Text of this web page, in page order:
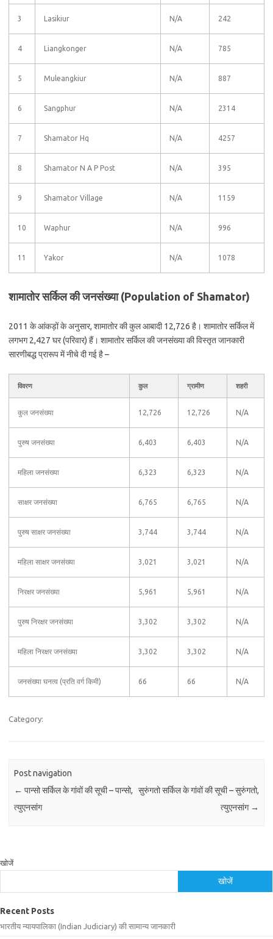
3 Lasikiur N/A 242
4 Liangkonger N/A 785
5 Muleangkiur N/A 887
6 Sangphur N/A 2314
7 Shamator Hq N/A 4257
8 Shamator N A P Post N/A 395
9 Shamator Village N/A 1159
10 Waphur N/A 996
11 Yakor N/A 1078
शामातोर सर्किल की जनसंख्या (Population of Shamator)
2011 के आंकड़ों के अनुसार, शामातोर की कुल आबादी 12,726 है। शामातोर सर्किल में
लगभग 2,427 घर (परिवार) हैं। शामातोर सर्किल की जनसंख्या की विस्तृत जानकारी
सारणीबद्ध प्रारूप में नीचे दी गई है –
विवरण कुल ग्रामीण शहरी
कुल जनसंख्या 12,726 12,726 N/A
पुरुष जनसंख्या 6,403 6,403 N/A
महिला जनसंख्या 6,323 6,323 N/A
साक्षर जनसंख्या 6,765 6,765 N/A
पुरुष साक्षर जनसंख्या 3,744 3,744 N/A
महिला साक्षर जनसंख्या 3,021 3,021 N/A
निरक्षर जनसंख्या 5,961 5,961 N/A
पुरुष निरक्षर जनसंख्या 3,302 3,302 N/A
महिला निरक्षर जनसंख्या 3,302 3,302 N/A
जनसंख्या घनत्व (प्रति वर्ग किमी) 66 66 N/A
Category:
Post navigation
← पान्सो सर्किल के गांवों की सूची – पान्सो,
त्युएनसांग
सुरुंगतो सर्किल के गांवों की सूची – सुरुंगतो,
त्युएनसांग →
खोजें
खोजें
Recent Posts
भारतीय न्यायपालिका (Indian Judiciary) की सामान्य जानकारी